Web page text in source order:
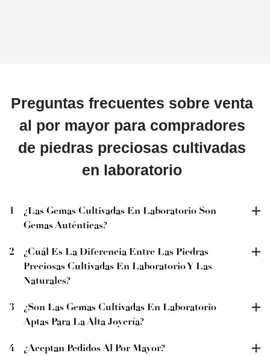
Preguntas frecuentes sobre venta
al por mayor para compradores
de piedras preciosas cultivadas
en laboratorio
1
¿Las Gemas Cultivadas En Laboratorio Son
Gemas Auténticas?
2
¿Cuál Es La Diferencia Entre Las Piedras
Preciosas Cultivadas En Laboratorio Y Las
Naturales?
3
¿Son Las Gemas Cultivadas En Laboratorio
Aptas Para La Alta Joyería?
4 ¿Aceptan Pedidos Al Por Mayor?